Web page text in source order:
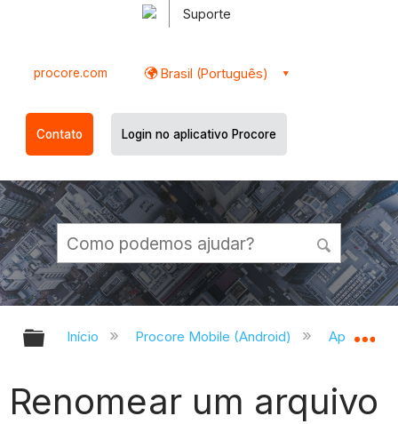
Suporte
procore.com Brasil (Português)
Contato Login no aplicativo Procore
Expandir/recolher hierarquia
Início Procore Mobile (Android) Aplicativo
Renomear um arquivo